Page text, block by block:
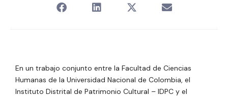
En un trabajo conjunto entre la Facultad de Ciencias
Humanas de la Universidad Nacional de Colombia, el
Instituto Distrital de Patrimonio Cultural – IDPC y el